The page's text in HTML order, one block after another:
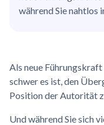
während Sie nahtlos
Als neue
schwer es ist, den
Position der Autorität
Und während Sie sich